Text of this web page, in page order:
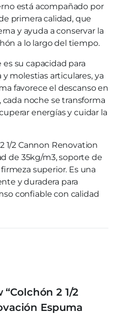
está acompañado por
primera calidad, que
y ayuda a conservar la
a lo largo del tiempo.
su capacidad para
molestias articulares, ya
favorece el descanso en
cada noche se transforma
energías y cuidar la
1/2 Cannon Renovation
de 35kg/m3, soporte de
superior. Es una
y duradera para
confiable con calidad
2 1/2
Espuma